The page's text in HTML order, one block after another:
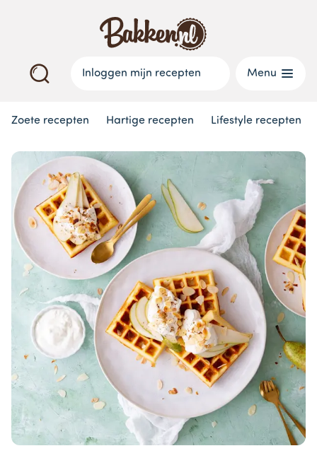
Inloggen mijn recepten Menu
Zoete recepten Hartige recepten Lifestyle recepten